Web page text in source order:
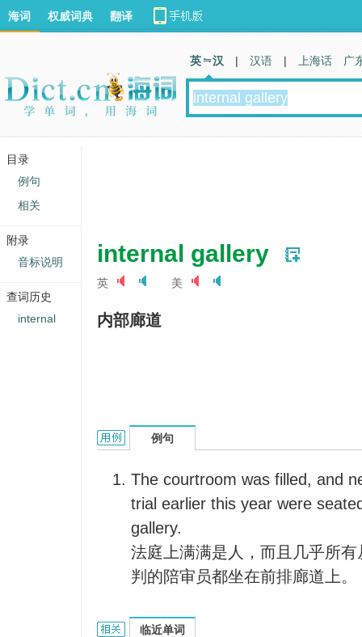
internal gallery
英 美
内部廊道
internal gallery的用法和样例：
例句
The courtroom was filled, and
trial earlier this year were
gallery.
法庭上满满是人，而且几乎所
判的陪审员都坐在前排廊道上。
internal gallery的相关资料：
临近单词
海词 权威词典 翻译
英 汉 | 汉语 | 上海话 广
目录
例句
相关
附录
音标说明
查词历史
internal